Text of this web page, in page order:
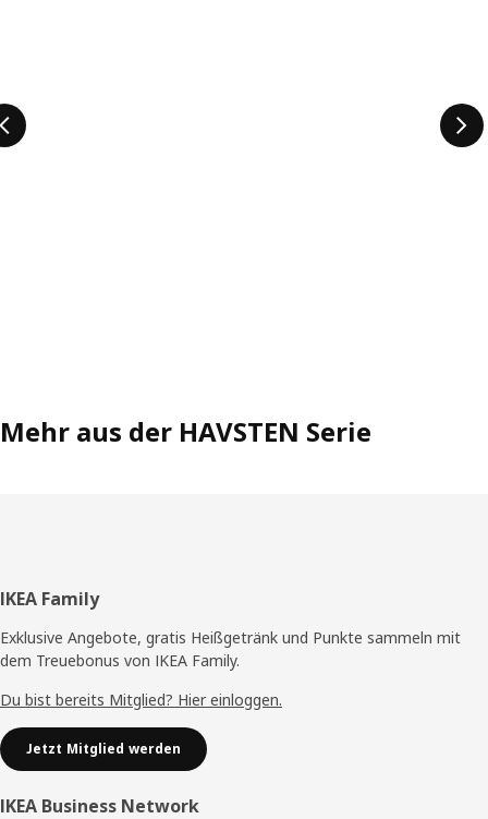
Mehr aus der HAVSTEN Serie
Fußzeile
IKEA Family
Exklusive Angebote, gratis Heißgetränk und Punkte sammeln mit
dem Treuebonus von IKEA Family.
Du bist bereits Mitglied? Hier einloggen.
Jetzt Mitglied werden
IKEA Business Network